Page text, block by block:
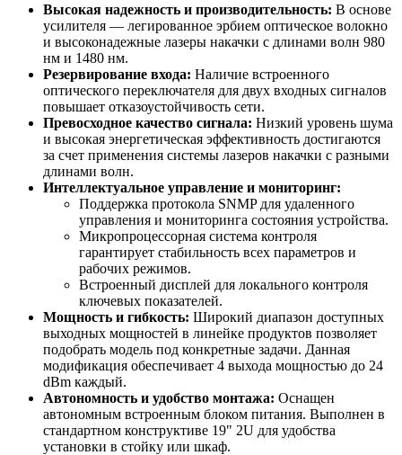
Высокая надежность и производительность: В основе
усилителя — легированное эрбием оптическое волокно
и высоконадежные лазеры накачки с длинами волн 980
нм и 1480 нм.
Резервирование входа: Наличие встроенного
оптического переключателя для двух входных сигналов
повышает отказоустойчивость сети.
Превосходное качество сигнала: Низкий уровень шума
и высокая энергетическая эффективность достигаются
за счет применения системы лазеров накачки с разными
длинами волн.
Интеллектуальное управление и мониторинг:
Поддержка протокола SNMP для удаленного
управления и мониторинга состояния устройства.
Микропроцессорная система контроля
гарантирует стабильность всех параметров и
рабочих режимов.
Встроенный дисплей для локального контроля
ключевых показателей.
Мощность и гибкость: Широкий диапазон доступных
выходных мощностей в линейке продуктов позволяет
подобрать модель под конкретные задачи. Данная
модификация обеспечивает 4 выхода мощностью до 24
dBm каждый.
Автономность и удобство монтажа: Оснащен
автономным встроенным блоком питания. Выполнен в
стандартном конструктиве 19" 2U для удобства
установки в стойку или шкаф.